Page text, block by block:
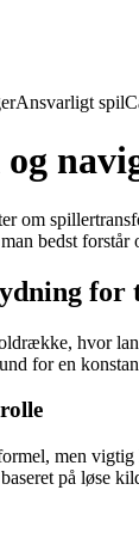
Ansvarligt spil
om
bedst
hvor
for en
men
på løse